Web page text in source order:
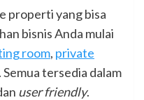
properti yang bisa
bisnis Anda mulai
room, private
tersedia dalam
user friendly.